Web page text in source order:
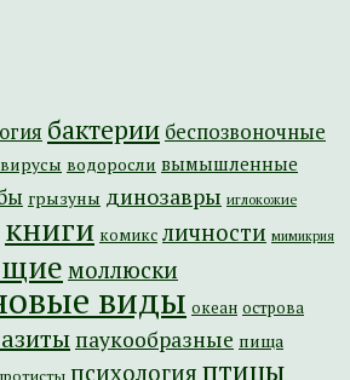
бактерии беспозвоночные
вирусы водоросли вымышленные
грызуны динозавры иглокожие
книги комикс личности мимикрия
моллюски
виды океан острова
паукообразные пища
психология птицы